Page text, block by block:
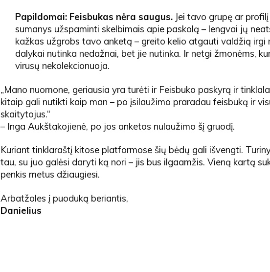
Papildomai: Feisbukas nėra saugus.Jei tavo grupę ar
sumanys užspaminti skelbimais apie paskolą – lengvai jų
kažkas užgrobs tavo anketą – greito kelio atgauti valdžią irgi
dalykai nutinka nedažnai, bet jie nutinka. Ir netgi žmonėms,
virusų nekolekcionuoja.
„Mano nuomone, geriausia yra turėti ir Feisbuko paskyrą ir
kitaip gali nutikti kaip man – po įsilaužimo praradau feisbuką ir
skaitytojus.“
– Inga Aukštakojienė, po jos anketos nulaužimo šį gruodį.
Kuriant tinklaraštį kitose platformose šių bėdų gali išvengti.
tau, su juo galėsi daryti ką nori – jis bus ilgaamžis. Vieną kartą
penkis metus džiaugiesi.
Arbatžoles į puoduką beriantis,
Danielius